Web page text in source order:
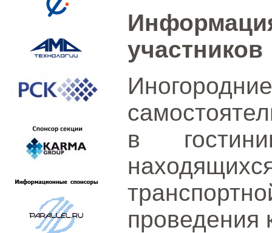
участников
в
проведения